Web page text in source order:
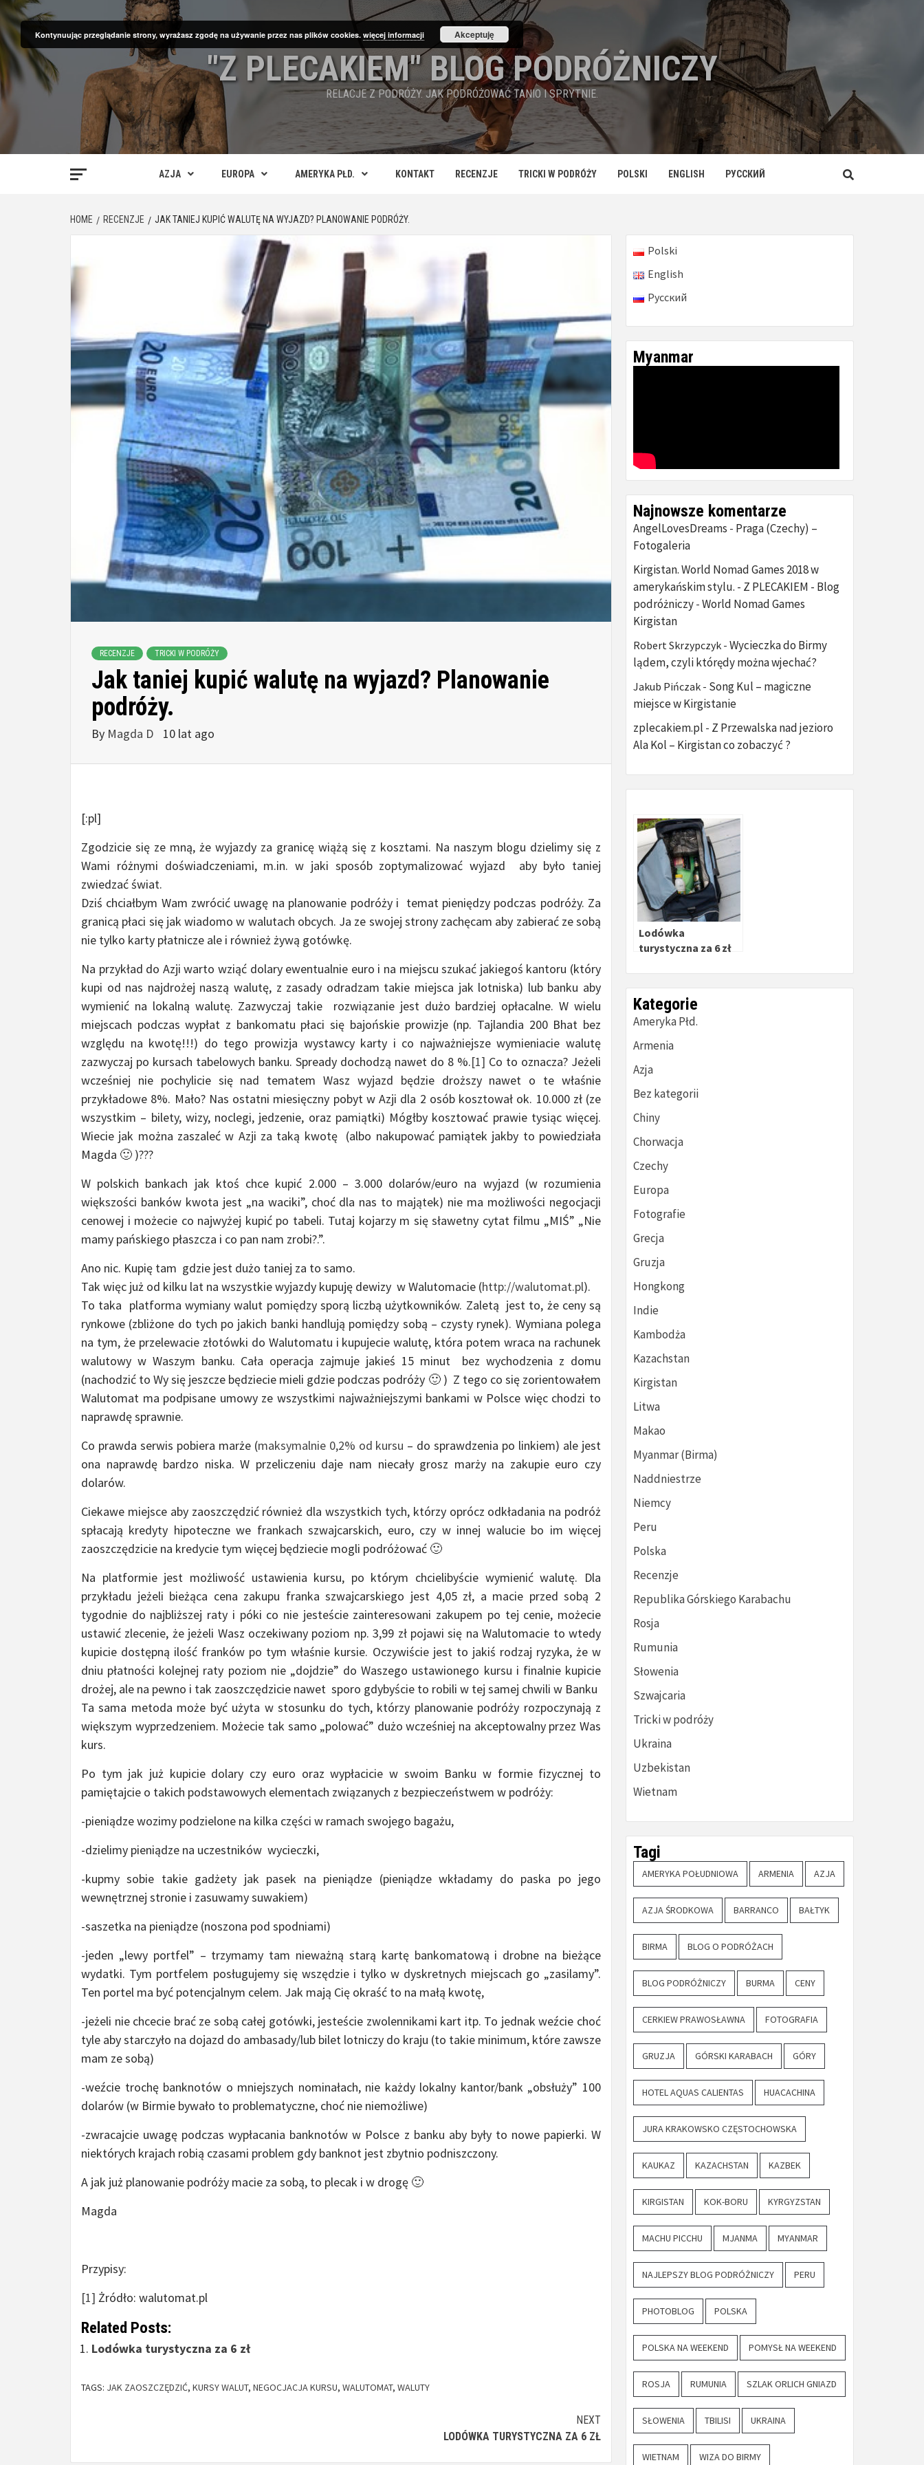
Skip
to
content
"Z PLECAKIEM" BLOG PODRÓŻNICZY
RELACJE Z PODRÓŻY. JAK PODRÓŻOWAĆ TANIO I SPRYTNIE.
AZJA EUROPA AMERYKA PŁD. KONTAKT RECENZJE TRICKI W PODRÓŻY POLSKI ENGLISH РУССКИЙ
HOME RECENZJE JAK TANIEJ KUPIĆ WALUTĘ NA WYJAZD? PLANOWANIE PODRÓŻY.
RECENZJE TRICKI W PODRÓŻY
Jak taniej kupić walutę na wyjazd? Planowanie
podróży.
By Magda D 10 lat ago
[:pl]
Zgodzicie się ze mną, że wyjazdy za granicę wiążą się z kosztami. Na naszym blogu dzielimy się z
Wami różnymi doświadczeniami, m.in. w jaki sposób zoptymalizować wyjazd aby było taniej
zwiedzać świat.
Dziś chciałbym Wam zwrócić uwagę na planowanie podróży i temat pieniędzy podczas podróży. Za
granicą płaci się jak wiadomo w walutach obcych. Ja ze swojej strony zachęcam aby zabierać ze sobą
nie tylko karty płatnicze ale i również żywą gotówkę.
Na przykład do Azji warto wziąć dolary ewentualnie euro i na miejscu szukać jakiegoś kantoru (który
kupi od nas najdrożej naszą walutę, z zasady odradzam takie miejsca jak lotniska) lub banku aby
wymienić na lokalną walutę. Zazwyczaj takie rozwiązanie jest dużo bardziej opłacalne. W wielu
miejscach podczas wypłat z bankomatu płaci się bajońskie prowizje (np. Tajlandia 200 Bhat bez
względu na kwotę!!!) do tego prowizja wystawcy karty i co najważniejsze wymieniacie walutę
zazwyczaj po kursach tabelowych banku. Spready dochodzą nawet do 8 %.[1] Co to oznacza? Jeżeli
wcześniej nie pochylicie się nad tematem Wasz wyjazd będzie droższy nawet o te właśnie
przykładowe 8%. Mało? Nas ostatni miesięczny pobyt w Azji dla 2 osób kosztował ok. 10.000 zł (ze
wszystkim – bilety, wizy, noclegi, jedzenie, oraz pamiątki) Mógłby kosztować prawie tysiąc więcej.
Wiecie jak można zaszaleć w Azji za taką kwotę (albo nakupować pamiątek jakby to powiedziała
Magda 🙂 )???
W polskich bankach jak ktoś chce kupić 2.000 – 3.000 dolarów/euro na wyjazd (w rozumienia
większości banków kwota jest „na waciki”, choć dla nas to majątek) nie ma możliwości negocjacji
cenowej i możecie co najwyżej kupić po tabeli. Tutaj kojarzy m się sławetny cytat filmu „MIŚ” „Nie
mamy pańskiego płaszcza i co pan nam zrobi?.”.
Ano nic. Kupię tam gdzie jest dużo taniej za to samo.
Tak więc już od kilku lat na wszystkie wyjazdy kupuję dewizy w Walutomacie (http://walutomat.pl).
To taka platforma wymiany walut pomiędzy sporą liczbą użytkowników. Zaletą jest to, że ceny są
rynkowe (zbliżone do tych po jakich banki handlują pomiędzy sobą – czysty rynek). Wymiana polega
na tym, że przelewacie złotówki do Walutomatu i kupujecie walutę, która potem wraca na rachunek
walutowy w Waszym banku. Cała operacja zajmuje jakieś 15 minut bez wychodzenia z domu
(nachodzić to Wy się jeszcze będziecie mieli gdzie podczas podróży 🙂 ) Z tego co się zorientowałem
Walutomat ma podpisane umowy ze wszystkimi najważniejszymi bankami w Polsce więc chodzi to
naprawdę sprawnie.
Co prawda serwis pobiera marże (maksymalnie 0,2% od kursu – do sprawdzenia po linkiem) ale jest
ona naprawdę bardzo niska. W przeliczeniu daje nam niecały grosz marży na zakupie euro czy
dolarów.
Ciekawe miejsce aby zaoszczędzić również dla wszystkich tych, którzy oprócz odkładania na podróż
spłacają kredyty hipoteczne we frankach szwajcarskich, euro, czy w innej walucie bo im więcej
zaoszczędzicie na kredycie tym więcej będziecie mogli podróżować 🙂
Na platformie jest możliwość ustawienia kursu, po którym chcielibyście wymienić walutę. Dla
przykładu jeżeli bieżąca cena zakupu franka szwajcarskiego jest 4,05 zł, a macie przed sobą 2
tygodnie do najbliższej raty i póki co nie jesteście zainteresowani zakupem po tej cenie, możecie
ustawić zlecenie, że jeżeli Wasz oczekiwany poziom np. 3,99 zł pojawi się na Walutomacie to wtedy
kupicie dostępną ilość franków po tym właśnie kursie. Oczywiście jest to jakiś rodzaj ryzyka, że w
dniu płatności kolejnej raty poziom nie „dojdzie” do Waszego ustawionego kursu i finalnie kupicie
drożej, ale na pewno i tak zaoszczędzicie nawet sporo gdybyście to robili w tej samej chwili w Banku
Ta sama metoda może być użyta w stosunku do tych, którzy planowanie podróży rozpoczynają z
większym wyprzedzeniem. Możecie tak samo „polować” dużo wcześniej na akceptowalny przez Was
kurs.
Po tym jak już kupicie dolary czy euro oraz wypłacicie w swoim Banku w formie fizycznej to
pamiętajcie o takich podstawowych elementach związanych z bezpieczeństwem w podróży:
-pieniądze wozimy podzielone na kilka części w ramach swojego bagażu,
-dzielimy pieniądze na uczestników wycieczki,
-kupmy sobie takie gadżety jak pasek na pieniądze (pieniądze wkładamy do paska po jego
wewnętrznej stronie i zasuwamy suwakiem)
-saszetka na pieniądze (noszona pod spodniami)
-jeden „lewy portfel” – trzymamy tam nieważną starą kartę bankomatową i drobne na bieżące
wydatki. Tym portfelem posługujemy się wszędzie i tylko w dyskretnych miejscach go „zasilamy”.
Ten portel ma być potencjalnym celem. Jak mają Cię okraść to na małą kwotę,
-jeżeli nie chcecie brać ze sobą całej gotówki, jesteście zwolennikami kart itp. To jednak weźcie choć
tyle aby starczyło na dojazd do ambasady/lub bilet lotniczy do kraju (to takie minimum, które zawsze
mam ze sobą)
-weźcie trochę banknotów o mniejszych nominałach, nie każdy lokalny kantor/bank „obsłuży” 100
dolarów (w Birmie bywało to problematyczne, choć nie niemożliwe)
-zwracajcie uwagę podczas wypłacania banknotów w Polsce z banku aby były to nowe papierki. W
niektórych krajach robią czasami problem gdy banknot jest zbytnio podniszczony.
A jak już planowanie podróży macie za sobą, to plecak i w drogę 🙂
Magda
Przypisy:
[1] Żródło: walutomat.pl
Related Posts:
Lodówka turystyczna za 6 zł
TAGS: JAK ZAOSZCZĘDZIĆ, KURSY WALUT, NEGOCJACJA KURSU, WALUTOMAT, WALUTY
NEXT
LODÓWKA TURYSTYCZNA ZA 6 ZŁ
Polski
English
Русский
Myanmar
Najnowsze komentarze
AngelLovesDreams - Praga (Czechy) –
Fotogaleria
Kirgistan. World Nomad Games 2018 w
amerykańskim stylu. - Z PLECAKIEM - Blog
podróżniczy - World Nomad Games
Kirgistan
Robert Skrzypczyk - Wycieczka do Birmy
lądem, czyli którędy można wjechać?
Jakub Pińczak - Song Kul – magiczne
miejsce w Kirgistanie
zplecakiem.pl - Z Przewalska nad jezioro
Ala Kol – Kirgistan co zobaczyć ?
Lodówka
turystyczna za 6 zł
Kategorie
Ameryka Płd.
Armenia
Azja
Bez kategorii
Chiny
Chorwacja
Czechy
Europa
Fotografie
Grecja
Gruzja
Hongkong
Indie
Kambodża
Kazachstan
Kirgistan
Litwa
Makao
Myanmar (Birma)
Naddniestrze
Niemcy
Peru
Polska
Recenzje
Republika Górskiego Karabachu
Rosja
Rumunia
Słowenia
Szwajcaria
Tricki w podróży
Ukraina
Uzbekistan
Wietnam
Tagi
AMERYKA POŁUDNIOWA ARMENIA AZJA
AZJA ŚRODKOWA BARRANCO BAŁTYK
BIRMA BLOG O PODRÓŻACH
BLOG PODRÓŻNICZY BURMA CENY
CERKIEW PRAWOSŁAWNA FOTOGRAFIA
GRUZJA GÓRSKI KARABACH GÓRY
HOTEL AQUAS CALIENTAS HUACACHINA
JURA KRAKOWSKO CZĘSTOCHOWSKA
KAUKAZ KAZACHSTAN KAZBEK
KIRGISTAN KOK-BORU KYRGYZSTAN
MACHU PICCHU MJANMA MYANMAR
NAJLEPSZY BLOG PODRÓŻNICZY PERU
PHOTOBLOG POLSKA
POLSKA NA WEEKEND POMYSŁ NA WEEKEND
ROSJA RUMUNIA SZLAK ORLICH GNIAZD
SŁOWENIA TBILISI UKRAINA
WIETNAM WIZA DO BIRMY
Kontynuując przeglądanie strony, wyrażasz zgodę na używanie przez nas plików cookies. więcej informacji Akceptuję